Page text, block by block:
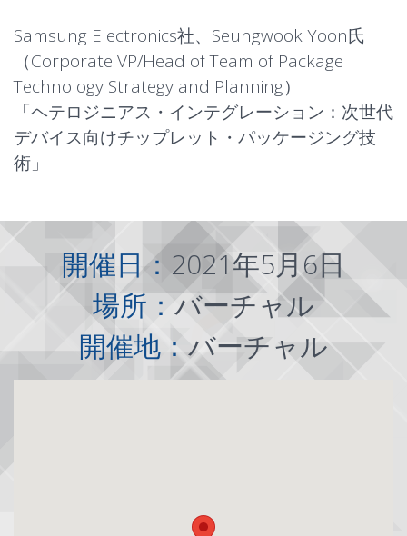
Samsung Electronics社、Seungwook Yoon氏
（Corporate VP/Head of Team of Package
Technology Strategy and Planning）
「ヘテロジニアス・インテグレーション：次世代
デバイス向けチップレット・パッケージング技
術」
開催日： 2021年5月6日
場所：バーチャル
開催地：バーチャル